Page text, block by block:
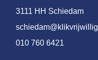
3111 HH Schiedam
010 760 6421